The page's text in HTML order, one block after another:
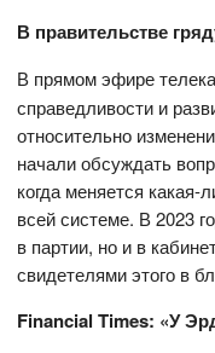
В правительстве
В прямом эфире
справедливости и
относительно
начали обсуждать
когда меняется
всей системе. В 2023
в партии, но и в
свидетелями этого в
Financial Times: «У